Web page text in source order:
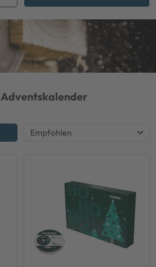
Adventskalender